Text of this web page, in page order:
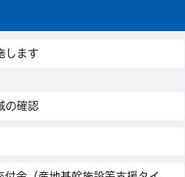
します
の確認